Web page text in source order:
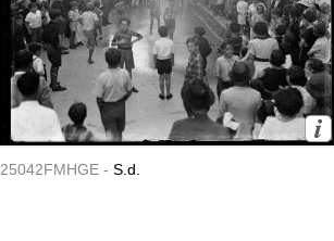
25042FMHGE - S.d.